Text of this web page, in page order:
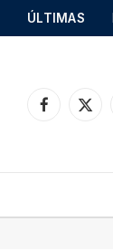
ÚLTIMAS
Facebook
X